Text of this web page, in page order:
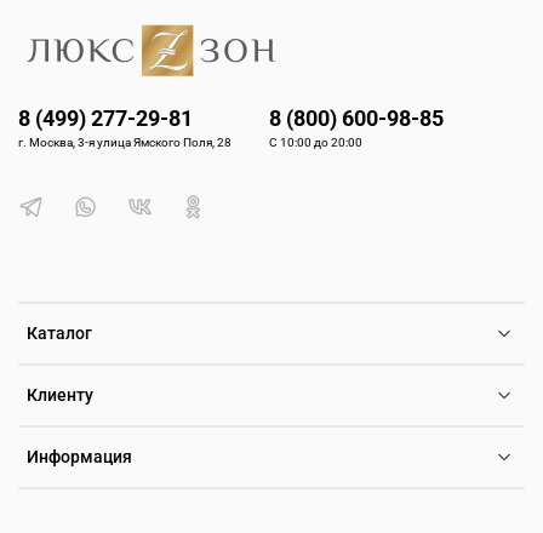
Каталог
Клиенту
Информация
8 (499) 277-29-81
г. Москва, 3-я улица Ямского Поля, 28
8 (800) 600-98-85
С 10:00 до 20:00